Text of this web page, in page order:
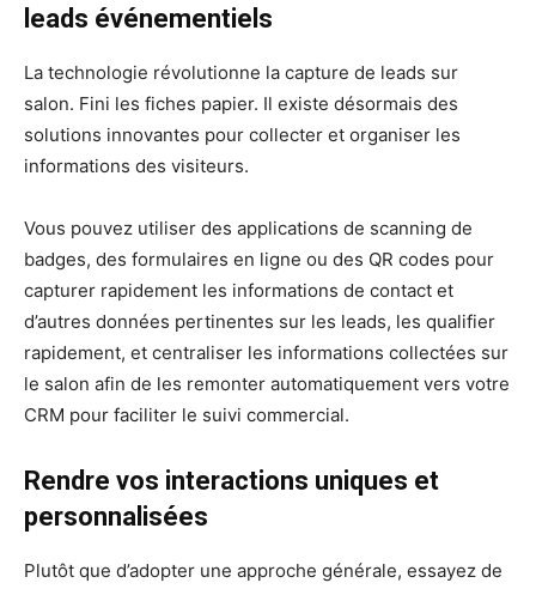
leads événementiels
La technologie révolutionne la capture de leads sur
salon. Fini les fiches papier. Il existe désormais des
solutions innovantes pour collecter et organiser les
informations des visiteurs.
Vous pouvez utiliser des applications de scanning de
badges, des formulaires en ligne ou des QR codes pour
capturer rapidement les informations de contact et
d’autres données pertinentes sur les leads, les qualifier
rapidement, et centraliser les informations collectées sur
le salon afin de les remonter automatiquement vers votre
CRM pour faciliter le suivi commercial.
Rendre vos interactions uniques et
personnalisées
Plutôt que d’adopter une approche générale, essayez de